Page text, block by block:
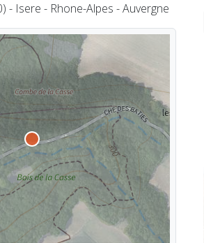
- Isere - Rhone-Alpes - Auvergne